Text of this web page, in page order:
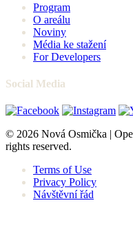
Program
O areálu
Noviny
Média ke stažení
For Developers
Social Media
© 2026 Nová Osmička |
rights reserved.
Terms of Use
Privacy Policy
Návštěvní řád